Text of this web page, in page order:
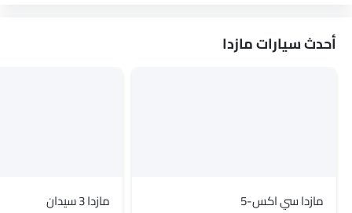
أحدث سيارات مازدا
مازدا سي اكس-5 مازدا 3 سيدان